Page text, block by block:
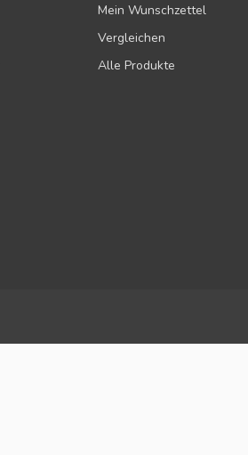
Mein Wunschzettel
Vergleichen
Alle Produkte